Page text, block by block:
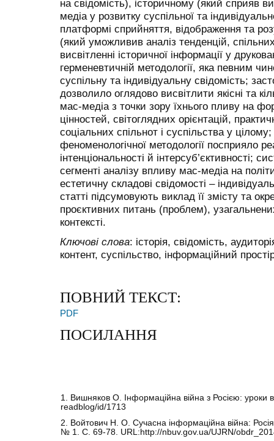
на свідомість), історичному (який сприяв
медіа у розвитку суспільної та
платформі сприйняття, відображення та
(який уможливив аналіз тенденцій,
висвітленні історичної інформації у
герменевтичній методології, яка певним
суспільну та індивідуальну свідомість;
дозволило оглядово висвітлити якісні та
мас-медіа з точки зору їхнього пливу на
цінностей, світоглядних орієнтацій,
соціальних спільнот і суспільства у
феноменологічної методології посприяло
інтенціональності й інтерсуб’єктивності;
сегменті аналізу впливу мас-медіа на
естетичну складові свідомості –
статті підсумовують виклад її змісту та
проєктивних питань (проблем),
контексті.
Ключові слова: історія, свідомість,
контент, суспільство, інформаційний
ПОВНИЙ ТЕКСТ:
PDF
ПОСИЛАННЯ
1. Вишняков О. Інформаційна війна з Росією: уроки
readblog/id/1713
2. Войтович Н. О. Сучасна інформаційна війна:
№ 1. С. 69-78. URL:http://nbuv.gov.ua/UJRN/